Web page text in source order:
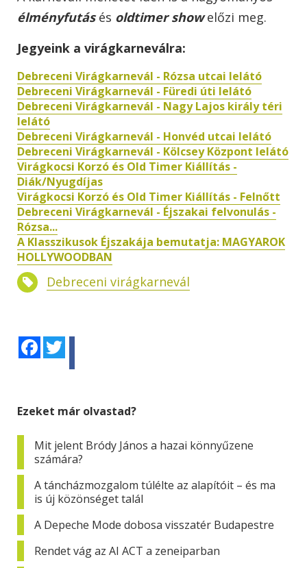
élményfutás és oldtimer showelőzi meg.
Jegyeink a virágkarneválra:
Debreceni Virágkarnevál - Rózsa utcai lelátó
Debreceni Virágkarnevál - Füredi úti lelátó
Debreceni Virágkarnevál - Nagy Lajos király téri
lelátó
Debreceni Virágkarnevál - Honvéd utcai lelátó
Debreceni Virágkarnevál - Kölcsey Központ lelátó
Virágkocsi Korzó és Old Timer Kiállítás -
Diák/Nyugdíjas
Virágkocsi Korzó és Old Timer Kiállítás - Felnőtt
Debreceni Virágkarnevál - Éjszakai felvonulás -
Rózsa...
A Klasszikusok Éjszakája bemutatja: MAGYAROK
HOLLYWOODBAN
Debreceni virágkarnevál
Facebook
Ezeket már olvastad?
Mit jelent Bródy János a hazai könnyűzene
számára?
A táncházmozgalom túlélte az alapítóit – és ma
is új közönséget talál
A Depeche Mode dobosa visszatér Budapestre
Rendet vág az AI ACT a zeneiparban